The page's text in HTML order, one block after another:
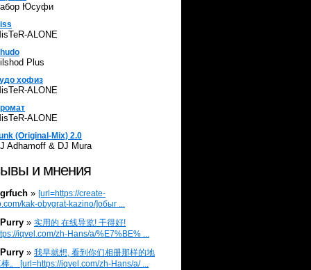
Юсуфи
ALONE
Plus
хофиз
ALONE
ALONE
(Original-Mix) 2.0
Adhamoff & DJ Mura
и мнения
» [url=https://create-
kak-obygrat-kazino/]обыг ...
» 实用的 在线导览! 干得好!
iqvel.com/zh-Hans/a/%E7%BE% ...
» 我早就想, 看到你们相册那样的地
。 [url=https://iqvel.com/zh-Hans/a/ ...